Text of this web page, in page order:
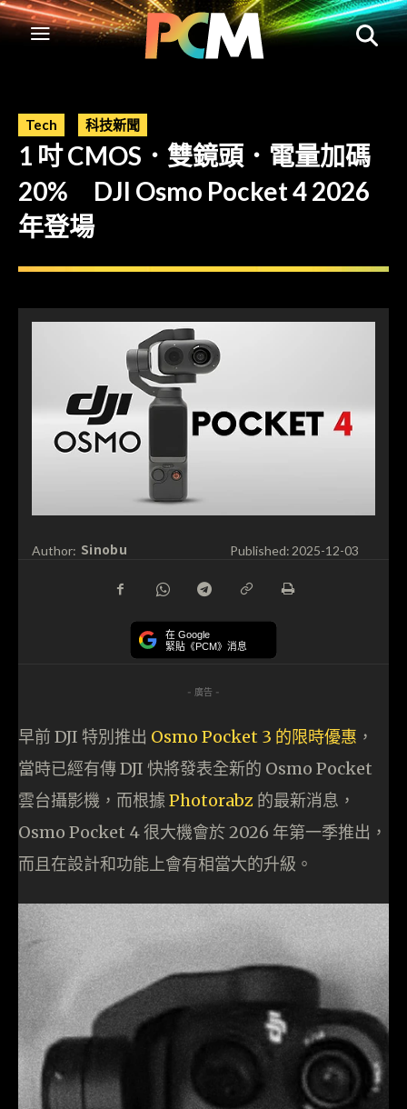
Tech 科技新聞
1 吋 CMOS．雙鏡頭．電量加碼
20% DJI Osmo Pocket 4 2026
年登場
Author: Sinobu Published: 2025-12-03
在 Google
緊貼《PCM》消息
- 廣告 -
早前 DJI 特別推出 Osmo Pocket 3 的限時優惠 ，
當時已經有傳 DJI 快將發表全新的 Osmo Pocket
雲台攝影機，而根據 Photorabz 的最新消息，
Osmo Pocket 4 很大機會於 2026 年第一季推出，
而且在設計和功能上會有相當大的升級。